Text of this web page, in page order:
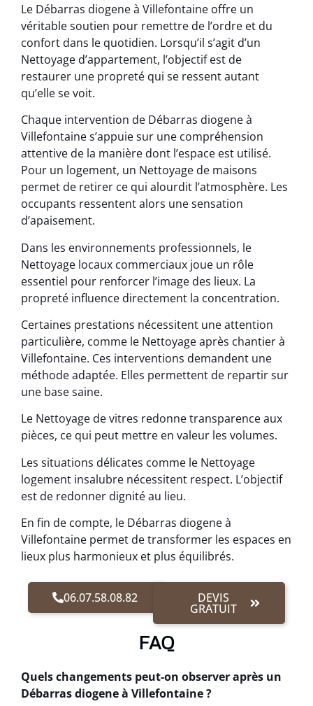
Le Débarras diogene à Villefontaine offre un
véritable soutien pour remettre de l’ordre et du
confort dans le quotidien. Lorsqu’il s’agit d’un
Nettoyage d’appartement, l’objectif est de
restaurer une propreté qui se ressent autant
qu’elle se voit.
Chaque intervention de Débarras diogene à
Villefontaine s’appuie sur une compréhension
attentive de la manière dont l’espace est utilisé.
Pour un logement, un Nettoyage de maisons
permet de retirer ce qui alourdit l’atmosphère. Les
occupants ressentent alors une sensation
d’apaisement.
Dans les environnements professionnels, le
Nettoyage locaux commerciaux joue un rôle
essentiel pour renforcer l’image des lieux. La
propreté influence directement la concentration.
Certaines prestations nécessitent une attention
particulière, comme le Nettoyage après chantier à
Villefontaine. Ces interventions demandent une
méthode adaptée. Elles permettent de repartir sur
une base saine.
Le Nettoyage de vitres redonne transparence aux
pièces, ce qui peut mettre en valeur les volumes.
Les situations délicates comme le Nettoyage
logement insalubre nécessitent respect. L’objectif
est de redonner dignité au lieu.
En fin de compte, le Débarras diogene à
Villefontaine permet de transformer les espaces en
lieux plus harmonieux et plus équilibrés.
06.07.58.08.82 DEVIS
GRATUIT
FAQ
Quels changements peut-on observer après un
Débarras diogene à Villefontaine ?